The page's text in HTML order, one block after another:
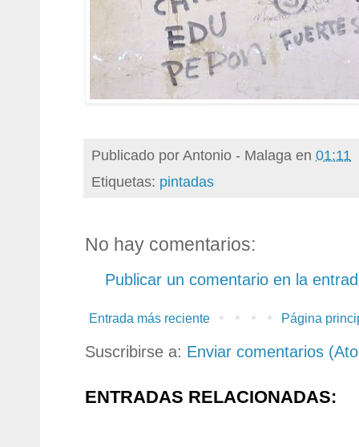
Publicado porAntonio - Malaga en 01:11
Etiquetas: pintadas
No hay comentarios:
Publicar un comentario en la
Entrada más reciente Página
Suscribirse a: Enviar comentarios
ENTRADAS RELACIONADAS: